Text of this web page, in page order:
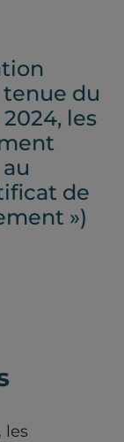
du
les
de
»)
les